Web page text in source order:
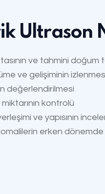
Ultrason
ve tahmini doğum
ve gelişiminin
değerlendirilmesi
miktarının kontrolü
ve yapısının
erken